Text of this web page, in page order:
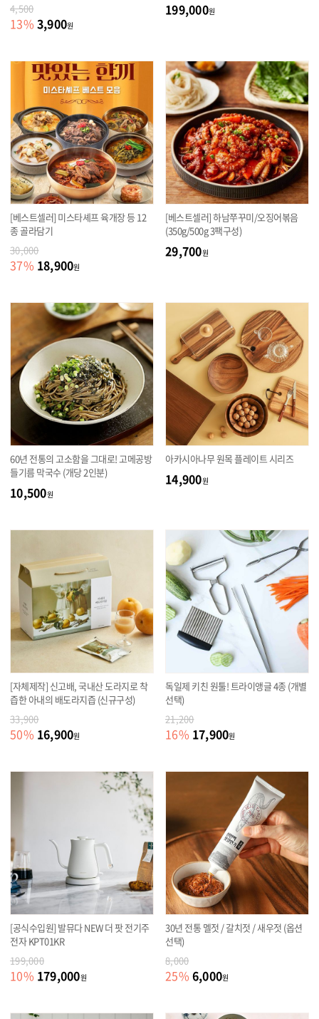
4,500
13% 3,900원
199,000원
[베스트셀러] 미스타셰프 육개장 등 12
종 골라담기
30,000
37% 18,900원
[베스트셀러] 하남쭈꾸미/오징어볶음
(350g/500g 3팩구성)
29,700원
60년 전통의 고소함을 그대로! 고메공방
들기름 막국수 (개당 2인분)
10,500원
아카시아나무 원목 플레이트 시리즈
14,900원
[자체제작] 신고배, 국내산 도라지로 착
즙한 아내의 배도라지즙 (신규구성)
33,900
50% 16,900원
독일제 키친 원툴! 트라이앵글 4종 (개별
선택)
21,200
16% 17,900원
[공식수입원] 발뮤다 NEW 더 팟 전기주
전자 KPT01KR
199,000
10% 179,000원
30년 전통 멜젓 / 갈치젓 / 새우젓 (옵션
선택)
8,000
25% 6,000원